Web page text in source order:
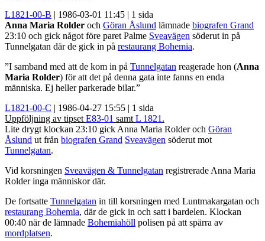
L1821-00-B | 1986-03-01 11:45 | 1 sida
Anna Maria Rolder och Göran Åslund lämnade biografen Grand
23:10 och gick något före paret Palme Sveavägen söderut in på
Tunnelgatan där de gick in på restaurang Bohemia.
”I samband med att de kom in på Tunnelgatan reagerade hon (Anna
Maria Rolder) för att det på denna gata inte fanns en enda
människa. Ej heller parkerade bilar.”
L1821-00-C | 1986-04-27 15:55 | 1 sida
Uppföljning av tipset E83-01 samt L 1821 .
Lite drygt klockan 23:10 gick Anna Maria Rolder och Göran
Åslund ut från biografen Grand Sveavägen söderut mot
Tunnelgatan.
Vid korsningen Sveavägen & Tunnelgatan registrerade Anna Maria
Rolder inga människor där.
De fortsatte Tunnelgatan in till korsningen med Luntmakargatan och
restaurang Bohemia, där de gick in och satt i bardelen. Klockan
00:40 när de lämnade Bohemiahöll polisen på att spärra av
mordplatsen.